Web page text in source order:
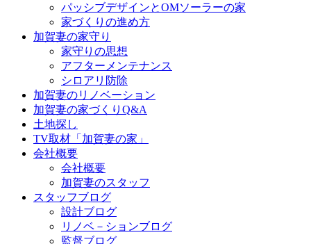
パッシブデザインとOMソーラーの家
家づくりの進め方
加賀妻の家守り
家守りの思想
アフターメンテナンス
シロアリ防除
加賀妻のリノベーション
加賀妻の家づくりQ&A
土地探し
TV取材「加賀妻の家」
会社概要
会社概要
加賀妻のスタッフ
スタッフブログ
設計ブログ
リノベ－ションブログ
監督ブログ